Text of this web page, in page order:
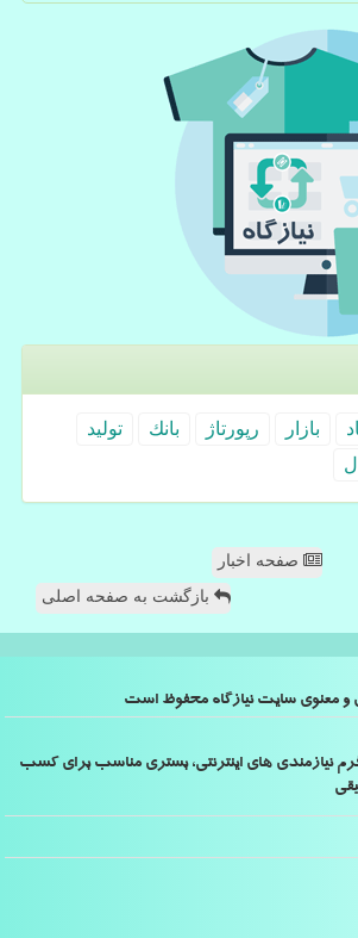
بازار رپورتاژ بانك
تولید
صفحه اخبار
بازگشت به صفحه اصلی
فرم نیازمندی های اینترنتی، بستری مناسب برای کسب